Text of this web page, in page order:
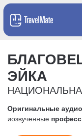
ЭЙКА
Оригинальные
иозвученные